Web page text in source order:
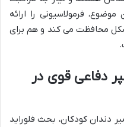
فرمولاسیونی را ارائه
محافظت می کند و هم برای
دفاعی قوی در
دندان کودکان، بحث فلوراید